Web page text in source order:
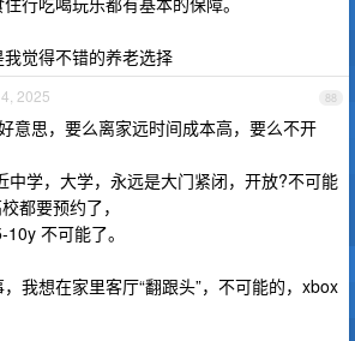
觉得不错的养老选择
88
2025
意思，要么离家远时间成本高，要么不开
中学，大学，永远是大门紧闭，开放?不可能
都要预约了，
不可能了。
我想在家里客厅“翻跟头”，不可能的，xbox